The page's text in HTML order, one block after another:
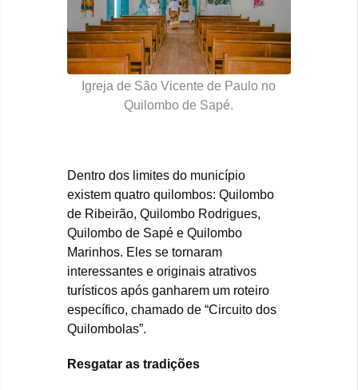
Igreja de São Vicente de Paulo no
Quilombo de Sapé.
Dentro dos limites do município
existem quatro quilombos: Quilombo
de Ribeirão, Quilombo Rodrigues,
Quilombo de Sapé e Quilombo
Marinhos. Eles se tornaram
interessantes e originais atrativos
turísticos após ganharem um roteiro
específico, chamado de “Circuito dos
Quilombolas”.
Resgatar as tradições